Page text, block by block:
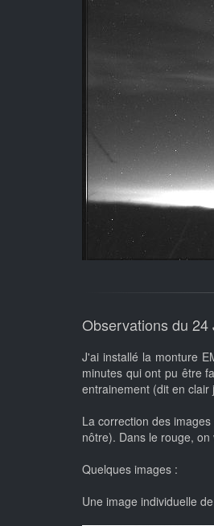
Observations du 24
J'ai installé la monture
minutes qui ont pu être
entrainement (dit en
La correction des
nôtre). Dans le rouge,
Quelques images :
Une image individuelle